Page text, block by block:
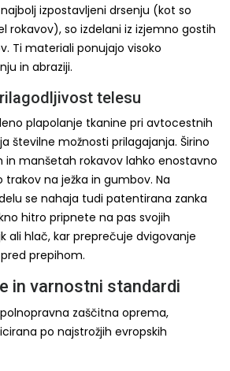
izpostavljeni drsenju (kot so
rokavov), so izdelani iz izjemno gostih
Ti materiali ponujajo visoko
in abraziji.
telesu
plapolanje tkanine pri avtocestnih
številne možnosti prilagajanja. Širino
in manšetah rokavov lahko enostavno
na ježka in gumbov. Na
se nahaja tudi patentirana zanka
hitro pripnete na pas svojih
ali hlač, kar preprečuje dvigovanje
prepihom.
in varnostni standardi
zaščitna oprema,
po najstrožjih evropskih